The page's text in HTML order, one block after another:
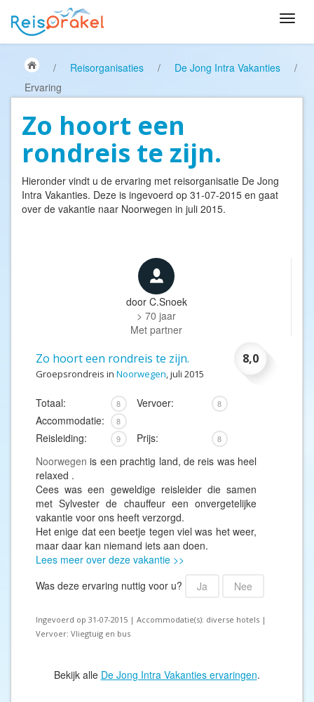
/ Reisorganisaties / De Jong Intra Vakanties
/
Ervaring
Zo hoort een
rondreis te zijn.
Hieronder vindt u de ervaring met reisorganisatie De Jong
Intra Vakanties. Deze is ingevoerd op 31-07-2015 en gaat
over de vakantie naar Noorwegen in juli 2015.
door C.Snoek
> 70 jaar
Met partner
8,0
Zo hoort een rondreis te zijn.
Groepsrondreis in Noorwegen, juli 2015
Totaal: 8 Vervoer: 8
Accommodatie: 8
Reisleiding: 9 Prijs: 8
Noorwegen is een prachtig land, de reis was heel
relaxed .
Cees was een geweldige reisleider die samen
met Sylvester de chauffeur een onvergetelijke
vakantie voor ons heeft verzorgd.
Het enige dat een beetje tegen viel was het weer,
maar daar kan niemand iets aan doen.
Lees meer over deze vakantie >>
Was deze ervaring nuttig voor u?
Ja Nee
Ingevoerd op 31-07-2015 | Accommodatie(s): diverse hotels |
Vervoer: Vliegtuig en bus
Bekijk alle De Jong Intra Vakanties ervaringen.